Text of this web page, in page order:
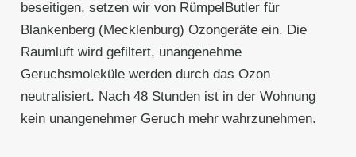
beseitigen, setzen wir von RümpelButler für
Blankenberg (Mecklenburg) Ozongeräte ein. Die
Raumluft wird gefiltert, unangenehme
Geruchsmoleküle werden durch das Ozon
neutralisiert. Nach 48 Stunden ist in der Wohnung
kein unangenehmer Geruch mehr wahrzunehmen.